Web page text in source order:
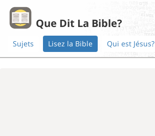
Que Dit La Bible?
Sujets Lisez la Bible Qui est Jésus?